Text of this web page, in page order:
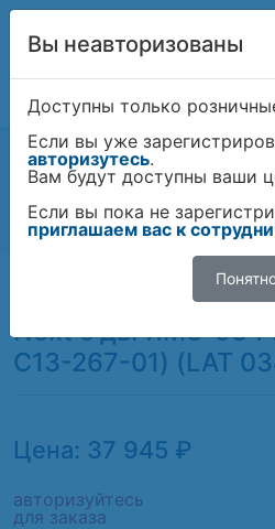
Техномаркет
Каталог
Система питания и элементы
Турбокомпрессора
Турбокомпрессор для а/м
ЯМЗ-53445-22 (E-5) (тип
Турбокомпрессор
Next с дв. ЯМЗ-
C13-267-01) (LAT
Цена: 37 945 ₽
авторизуйтесь
для заказа
Вы неавторизованы
Доступны только
Если вы уже
авторизутесь.
Вам будут доступны ваши
Если вы пока не
приглашаем вас к